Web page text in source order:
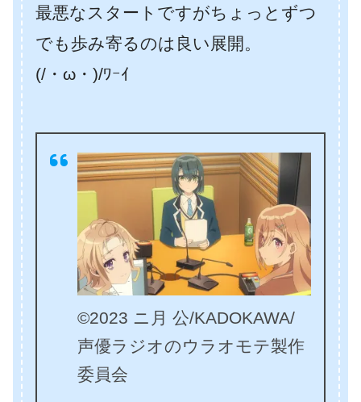
最悪なスタートですがちょっとずつ
でも歩み寄るのは良い展開。
(/・ω・)/ﾜｰｲ
©2023 ニ月 公/KADOKAWA/
声優ラジオのウラオモテ製作
委員会